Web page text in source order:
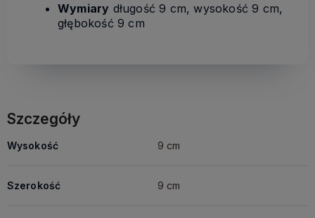
Wymiary długość 9 cm, wysokość 9 cm,
głębokość 9 cm
Szczegóły
Wysokość 9 cm
Szerokość 9 cm